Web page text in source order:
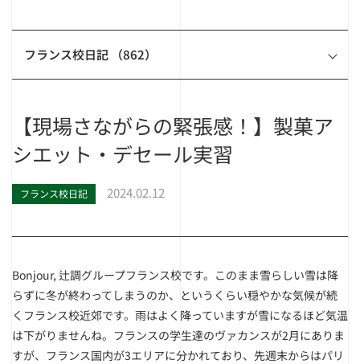
フランス校日記 （862）
【現場さながらの緊張感！】製菓ア
シエット・デセール実習
フランス校日記 2024.02.12
Bonjour, 辻調グループフランス校です。このまま雪らしい雪は降
らずに冬が終わってしまうのか、というくらい穏やかな気候が続
くフランス校近郊です。雨はよく降っていますが雪になるほど気温
は下がりませんね。フランスの学生達のヴァカンスが2月にありま
すが、フランス国内が3エリアに分かれており、先週末からはパリ